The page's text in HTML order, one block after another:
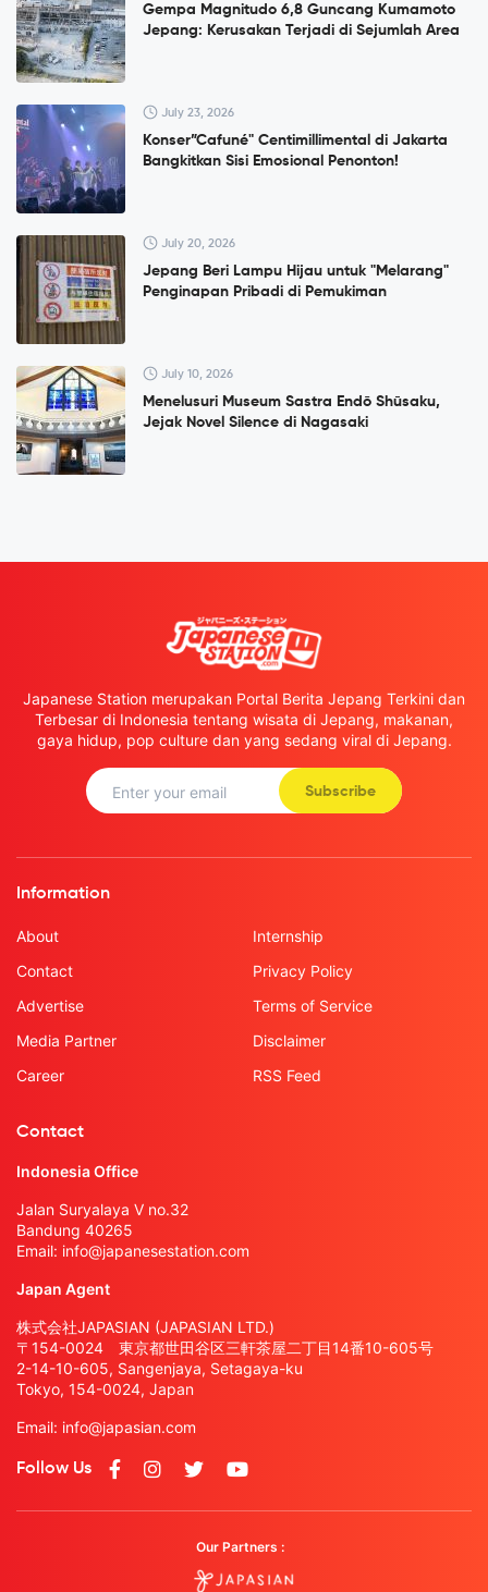
Gempa Magnitudo 6,8 Guncang Kumamoto
Jepang: Kerusakan Terjadi di Sejumlah Area
July 23, 2026
Konser”Cafuné" Centimillimental di Jakarta
Bangkitkan Sisi Emosional Penonton!
July 20, 2026
Jepang Beri Lampu Hijau untuk "Melarang"
Penginapan Pribadi di Pemukiman
July 10, 2026
Menelusuri Museum Sastra Endō Shūsaku,
Jejak Novel Silence di Nagasaki
Japanese Station merupakan Portal Berita Jepang Terkini dan
Terbesar di Indonesia tentang wisata di Jepang, makanan,
gaya hidup, pop culture dan yang sedang viral di Jepang.
Subscribe
Information
About
Contact
Advertise
Media Partner
Career
Internship
Privacy Policy
Terms of Service
Disclaimer
RSS Feed
Contact
Indonesia Office
Jalan Suryalaya V no.32
Bandung 40265
Email: info@japanesestation.com
Japan Agent
株式会社JAPASIAN (JAPASIAN LTD.)
〒154-0024 東京都世田谷区三軒茶屋二丁目14番10-605号
2-14-10-605, Sangenjaya, Setagaya-ku
Tokyo, 154-0024, Japan
Email: info@japasian.com
Follow Us
Our Partners :